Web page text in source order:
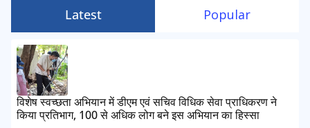
Latest Popular
विशेष स्वच्छता अभियान में डीएम एवं सचिव विधिक सेवा प्राधिकरण ने
किया प्रतिभाग, 100 से अधिक लोग बने इस अभियान का हिस्सा